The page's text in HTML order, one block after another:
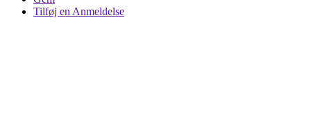
Tilføj en Anmeldelse